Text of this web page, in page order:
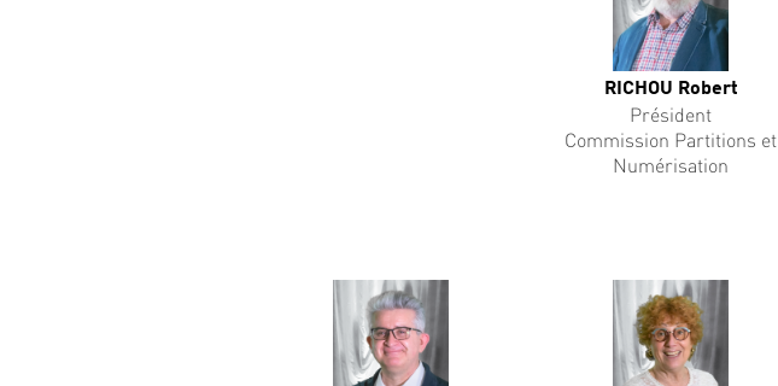
RICHOU Robert
Président
Commission Partitions et
Numérisation